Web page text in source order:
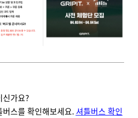
신가요?
스를 확인해보세요. 셔틀버스 확인